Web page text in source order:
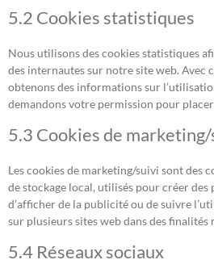
5.2 Cookies statistiques
Nous utilisons des cookies statistiques
des internautes sur notre site web. Avec
obtenons des informations sur
demandons votre permission pour
5.3 Cookies de
Les cookies de marketing/suivi sont des
de stockage local, utilisés pour créer des
d’afficher de la publicité ou de suivre
sur plusieurs sites web dans des
5.4 Réseaux sociaux